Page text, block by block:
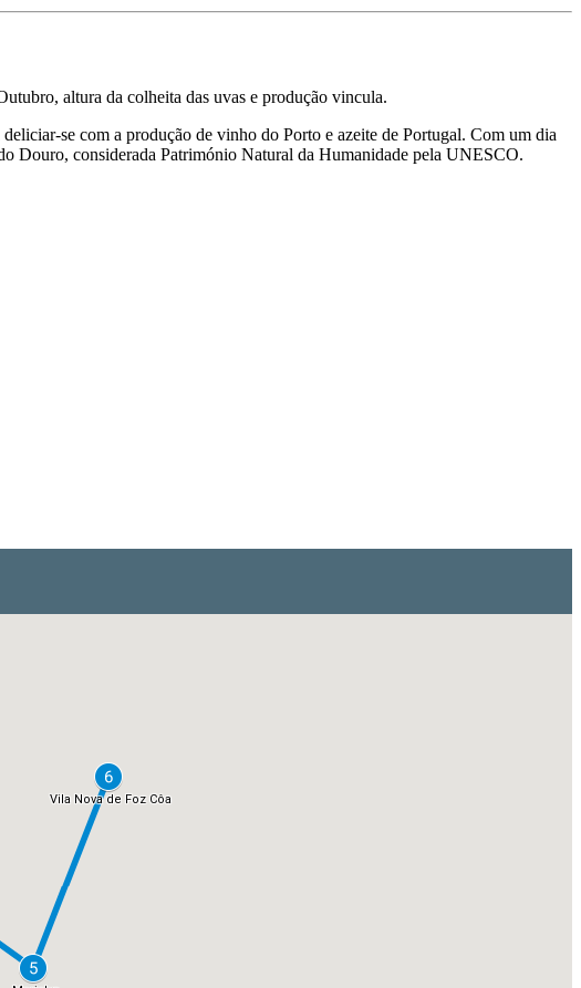
altura da colheita das uvas e produção vincula.
se com a produção de vinho do Porto e azeite de Portugal. Com um dia
Douro, considerada Património Natural da Humanidade pela UNESCO.